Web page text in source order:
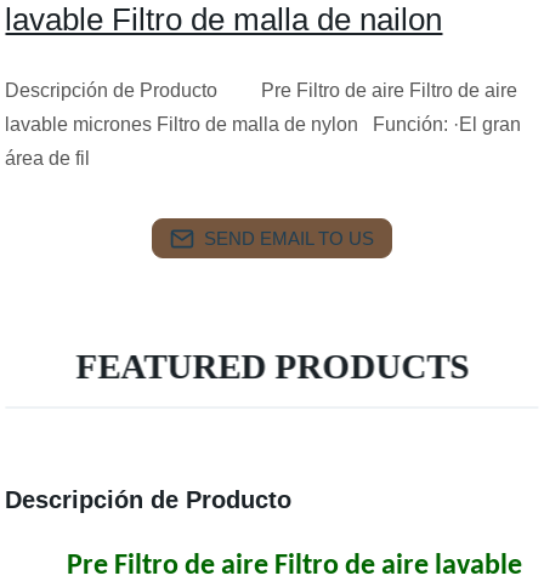
lavable Filtro de malla de nailon
Descripción de Producto Pre Filtro de aire Filtro de aire
lavable micrones Filtro de malla de nylon Función: ·El gran
área de fil
SEND EMAIL TO US
FEATURED PRODUCTS
Descripción de Producto
Pre Filtro de aire Filtro de aire lavable